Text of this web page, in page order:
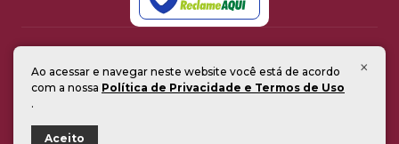
© 2008–2026
Termos de Uso
Ao acessar e navegar neste website você está de acordo
com a nossa Política de Privacidade e Termos de Uso
.
Aceito
×